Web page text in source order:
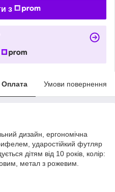
з
Оплата Умови повернення
дизайн, ергономічна
ударостійкий футляр
дітям від 10 років, колір:
метал з рожевим.